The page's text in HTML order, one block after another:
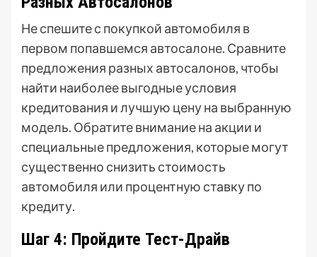
Не спешите с покупкой автомобиля в
первом попавшемся автосалоне. Сравните
предложения разных автосалонов, чтобы
найти наиболее выгодные условия
кредитования и лучшую цену на выбранную
модель. Обратите внимание на акции и
специальные предложения, которые могут
существенно снизить стоимость
автомобиля или процентную ставку по
кредиту.
Шаг 4: Пройдите Тест-Драйв